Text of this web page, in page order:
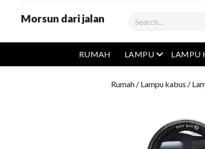
Morsun dari jalan Cari
RUMAH LAMPU Buka menu
LAMPU
Rumah / Lampu kabus /